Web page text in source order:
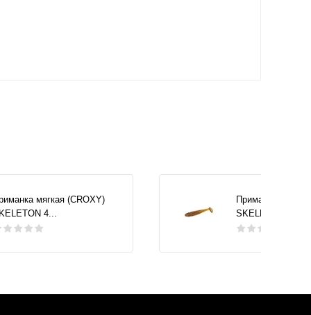
мягкая (CROXY)
4...
Приманка мягкая
SKELETON 4...